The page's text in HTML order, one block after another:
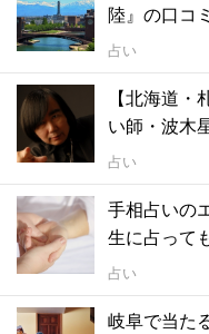
陸』の口コ
占い
【北海道
い師・波木
占い
手相占いの
生に占って
占い
岐阜で当た